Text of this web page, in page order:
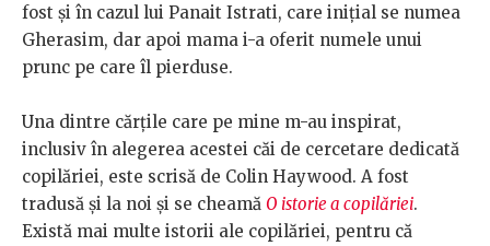
fost și în cazul lui Panait Istrati, care inițial se numea
Gherasim, dar apoi mama i-a oferit numele unui
prunc pe care îl pierduse.
Una dintre cărțile care pe mine m-au inspirat,
inclusiv în alegerea acestei căi de cercetare dedicată
copilăriei, este scrisă de Colin Haywood. A fost
tradusă și la noi și se cheamă O istorie a copilăriei.
Există mai multe istorii ale copilăriei, pentru că